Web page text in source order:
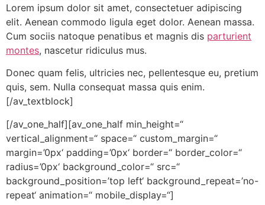
Lorem ipsum dolor sit amet, consectetuer adipiscing
elit. Aenean commodo ligula eget dolor. Aenean massa.
Cum sociis natoque penatibus et magnis dis parturient
montes, nascetur ridiculus mus.
Donec quam felis, ultricies nec, pellentesque eu, pretium
quis, sem. Nulla consequat massa quis enim.
[/av_textblock]
[/av_one_half][av_one_half min_height=“
vertical_alignment=“ space=“ custom_margin=“
margin=’0px‘ padding=’0px‘ border=“ border_color=“
radius=’0px‘ background_color=“ src=“
background_position=’top left‘ background_repeat=’no-
repeat‘ animation=“ mobile_display=“]